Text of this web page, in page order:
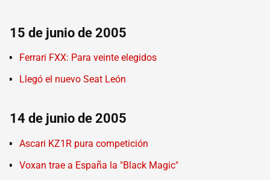
15 de junio de 2005
Ferrari FXX: Para veinte elegidos
Llegó el nuevo Seat León
14 de junio de 2005
Ascari KZ1R pura competición
Voxan trae a España la "Black Magic"